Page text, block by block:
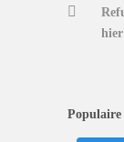
hier
Populaire